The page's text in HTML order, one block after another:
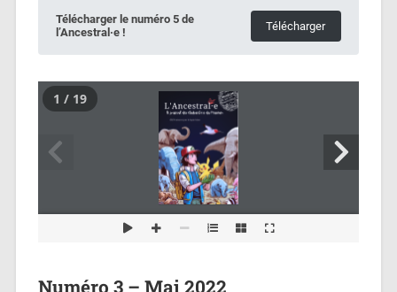
Télécharger le numéro 5 de
l’Ancestral·e !
Télécharger
1 / 19
Numéro 3 – Mai 2022